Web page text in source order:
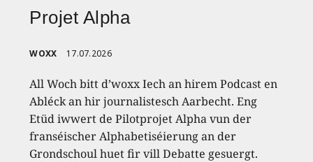
Projet Alpha
WOXX 17.07.2026
All Woch bitt d’woxx Iech an hirem Podcast en
Abléck an hir journalistesch Aarbecht. Eng
Etüd iwwert de Pilotprojet Alpha vun der
franséischer Alphabetiséierung an der
Grondschoul huet fir vill Debatte gesuergt.